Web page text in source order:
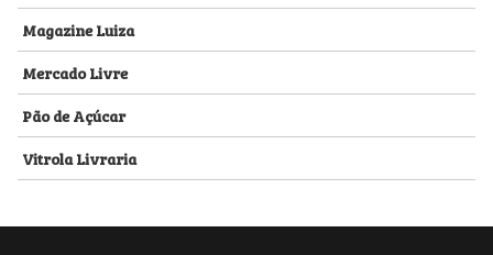
Magazine Luiza
Mercado Livre
Pão de Açúcar
Vitrola Livraria